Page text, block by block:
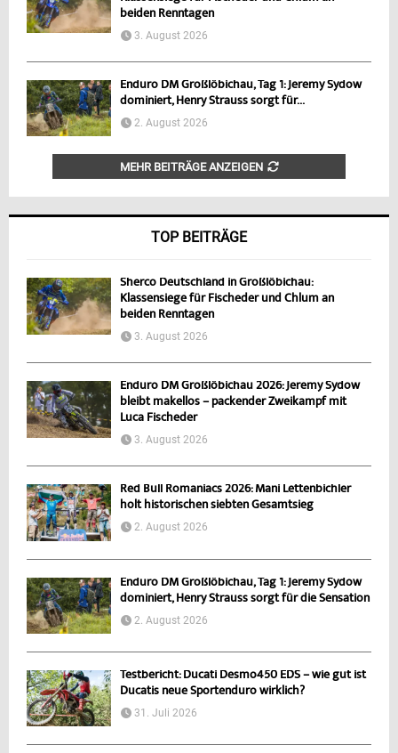
beiden Renntagen
3. August 2026
Enduro DM Großlöbichau, Tag 1: Jeremy Sydow
dominiert, Henry Strauss sorgt für...
2. August 2026
MEHR BEITRÄGE ANZEIGEN
TOP BEITRÄGE
Sherco Deutschland in Großlöbichau:
Klassensiege für Fischeder und Chlum an
beiden Renntagen
3. August 2026
Enduro DM Großlöbichau 2026: Jeremy Sydow
bleibt makellos – packender Zweikampf mit
Luca Fischeder
3. August 2026
Red Bull Romaniacs 2026: Mani Lettenbichler
holt historischen siebten Gesamtsieg
2. August 2026
Enduro DM Großlöbichau, Tag 1: Jeremy Sydow
dominiert, Henry Strauss sorgt für die Sensation
2. August 2026
Testbericht: Ducati Desmo450 EDS – wie gut ist
Ducatis neue Sportenduro wirklich?
31. Juli 2026